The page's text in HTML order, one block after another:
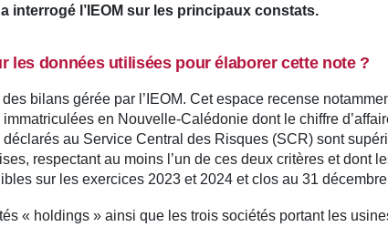
interrogé l’IEOM sur les principaux constats.
les données utilisées pour élaborer cette note ?
bilans gérée par l’IEOM. Cet espace recense
en Nouvelle-Calédonie dont le chiffre
au Service Central des Risques (SCR) sont
respectant au moins l’un de ces deux critères et dont
sur les exercices 2023 et 2024 et clos au 31
« holdings » ainsi que les trois sociétés portant les